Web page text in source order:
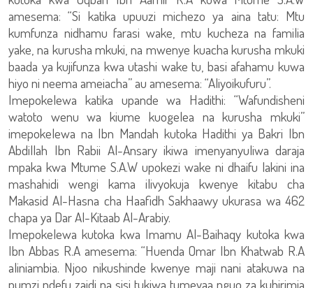
amesema: “Si katika upuuzi michezo ya aina tatu: Mtu
kumfunza nidhamu farasi wake, mtu kucheza na familia
yake, na kurusha mkuki, na mwenye kuacha kurusha mkuki
baada ya kujifunza kwa utashi wake tu, basi afahamu kuwa
hiyo ni neema ameiacha” au amesema: “Aliyoikufuru”.
Imepokelewa katika upande wa Hadithi: “Wafundisheni
watoto wenu wa kiume kuogelea na kurusha mkuki”
imepokelewa na Ibn Mandah kutoka Hadithi ya Bakri Ibn
Abdillah Ibn Rabii Al-Ansary ikiwa imenyanyuliwa daraja
mpaka kwa Mtume S.A.W upokezi wake ni dhaifu lakini ina
mashahidi wengi kama ilivyokuja kwenye kitabu cha
Makasid Al-Hasna cha Haafidh Sakhaawy ukurasa wa 462
chapa ya Dar Al-Kitaab Al-Arabiy.
Imepokelewa kutoka kwa Imamu Al-Baihaqy kutoka kwa
Ibn Abbas R.A amesema: “Huenda Omar Ibn Khatwab R.A
aliniambia. Njoo nikushinde kwenye maji nani atakuwa na
pumzi ndefu zaidi na sisi tukiwa tumevaa nguo za kuhirimia